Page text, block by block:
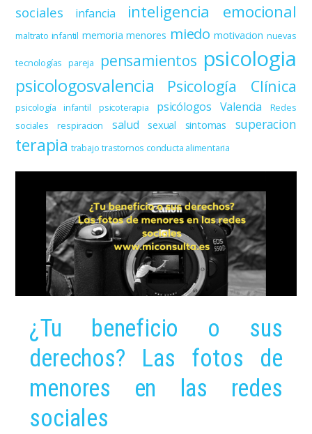
sociales
infancia inteligencia emocional
maltrato infantil memoria menores miedo motivacion nuevas
tecnologías pareja pensamientos psicologia
psicologosvalencia Psicología Clínica
psicología infantil psicoterapia psicólogos Valencia
Redes
sociales
respiracion salud sexual sintomas superacion
terapia trabajo trastornos conducta alimentaria
¿Tu beneficio o sus
derechos? Las fotos de
menores en las redes
sociales